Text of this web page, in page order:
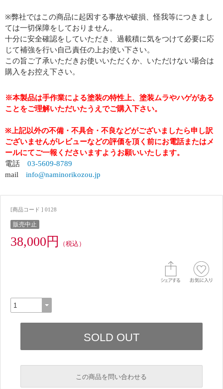
※弊社ではこの商品に起因する事故や破損、怪我等につきまし
ては一切保障をしておりません。
十分に安全確認をしていただき、過載積に気をつけて必要に応
じて補強を行い自己責任の上お使い下さい。
この旨ご了承いただきお使いいただくか、いただけない場合は
購入をお控え下さい。
※本製品は手作業による塗装の特性上、塗装ムラやハゲがある
ことをご理解いただいたうえでご購入下さい。
※上記以外の不備・不具合・不良などがございましたら申し訳
ございませんがレビューなどの評価を頂く前にお電話またはメ
ールにてご一報くださいますようお願いいたします。
電話 03-5609-8789
mail info@naminorikozou.jp
[商品コード ] 0128
販売中止
38,000円 （税込）
この商品を問い合わせる